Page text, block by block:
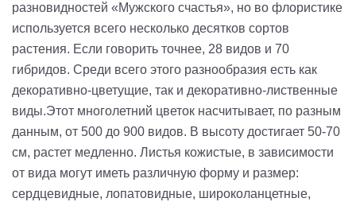
разновидностей «Мужского счастья», но во флористике
используется всего несколько десятков сортов
растения. Если говорить точнее, 28 видов и 70
гибридов. Среди всего этого разнообразия есть как
декоративно-цветущие, так и декоративно-лиственные
виды.Этот многолетний цветок насчитывает, по разным
данным, от 500 до 900 видов. В высоту достигает 50-70
см, растет медленно. Листья кожистые, в зависимости
от вида могут иметь различную форму и размер:
сердцевидные, лопатовидные, широколанцетные,